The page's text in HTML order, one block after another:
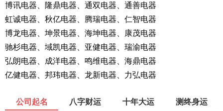
博讯电器、隆鼎电器、通双电器、通善电器
虹诚电器、秋亿电器、腾瑞电器、仁智电器
博龙电器、坤景电器、海坤电器、康茂电器
驰杉电器、域凯电器、亚健电器、瑞渝电器
弘朗电器、成洋电器、鸣维电器、海鼎电器
亿健电器、邦玮电器、龙新电器、力弘电器
公司起名 八字财运 十年大运 测终身运